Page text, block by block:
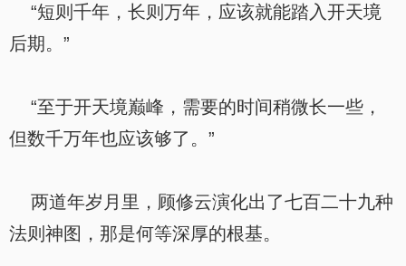
“短则千年，长则万年，应该就能踏入开天境
后期。”
“至于开天境巅峰，需要的时间稍微长一些，
但数千万年也应该够了。”
两道年岁月里，顾修云演化出了七百二十九种
法则神图，那是何等深厚的根基。